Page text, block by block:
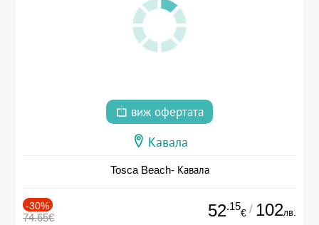
виж офертата
Кавала
Tosca Beach- Кавала
-30%
74.65€ 52.15
€ / 102лв.